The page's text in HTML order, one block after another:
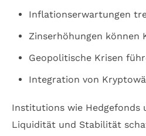
Inflationserwartungen
Zinserhöhungen können
Geopolitische Krisen
Integration von
Institutions wie Hedgefonds
Liquidität und Stabilität